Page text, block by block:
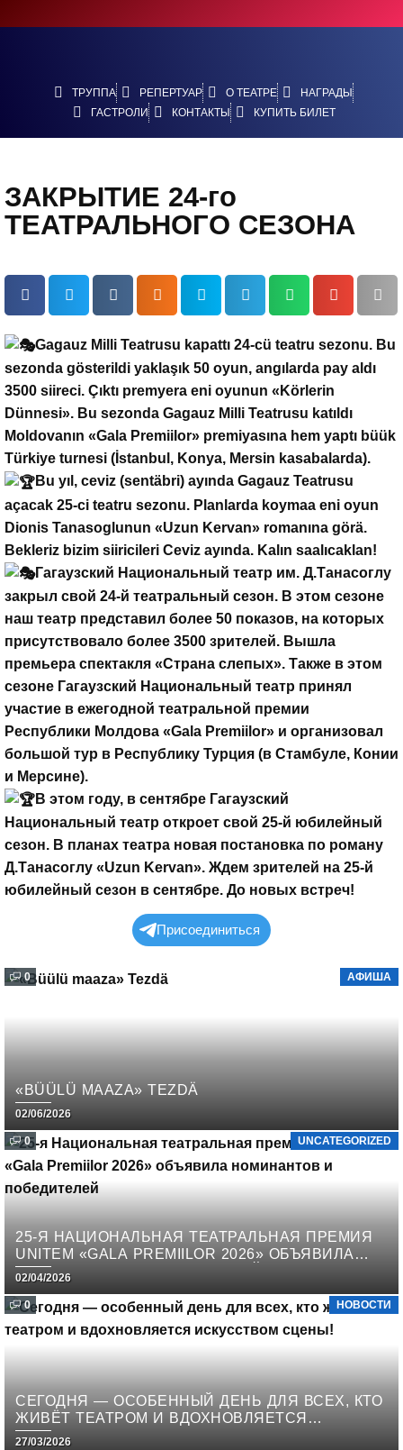
ТРУППА РЕПЕРТУАР О ТЕАТРЕ
НАГРАДЫ
ГАСТРОЛИ
КОНТАКТЫ КУПИТЬ БИЛЕТ
ЗАКРЫТИЕ 24-го
ТЕАТРАЛЬНОГО СЕЗОНА
Gagauz Milli Teatrusu kapattı 24-cü teatru sezonu. Bu
sezonda gösterildi yaklaşık 50 oyun, angılarda pay aldı
3500 siireci. Çıktı premyera eni oyunun «Körlerin
Dünnesi». Bu sezonda Gagauz Milli Teatrusu katıldı
Moldovanın «Gala Premiilor» premiyasına hem yaptı büük
Türkiye turnesi (İstanbul, Konya, Mersin kasabalarda).
Bu yıl, ceviz (sentäbri) ayında Gagauz Teatrusu
açacak 25-ci teatru sezonu. Planlarda koymaa eni oyun
Dionis Tanasoglunun «Uzun Kervan» romanına görä.
Bekleriz bizim siiricileri Ceviz ayında. Kalın saalıcaklan!
Гагаузский Национальный театр им. Д.Танасоглу
закрыл свой 24-й театральный сезон. В этом сезоне
наш театр представил более 50 показов, на которых
присутствовало более 3500 зрителей. Вышла
премьера спектакля «Страна слепых». Также в этом
сезоне Гагаузский Национальный театр принял
участие в ежегодной театральной премии
Республики Молдова «Gala Premiilor» и организовал
большой тур в Республику Турция (в Стамбуле, Конии
и Мерсине).
В этом году, в сентябре Гагаузский
Национальный театр откроет свой 25-й юбилейный
сезон. В планах театра новая постановка по роману
Д.Танасоглу «Uzun Kervan». Ждем зрителей на 25-й
юбилейный сезон в сентябре. До новых встреч!
Присоединиться
0 АФИША
«BÜÜLÜ MAAZA» TEZDÄ
02/06/2026
0 UNCATEGORIZED
25-Я НАЦИОНАЛЬНАЯ ТЕАТРАЛЬНАЯ ПРЕМИЯ
UNITEM «GALA PREMIILOR 2026» ОБЪЯВИЛА
НОМИНАНТОВ И ПОБЕДИТЕЛЕЙ
02/04/2026
0 НОВОСТИ
СЕГОДНЯ — ОСОБЕННЫЙ ДЕНЬ ДЛЯ ВСЕХ, КТО
ЖИВЁТ ТЕАТРОМ И ВДОХНОВЛЯЕТСЯ
ИСКУССТВОМ СЦЕНЫ!
27/03/2026